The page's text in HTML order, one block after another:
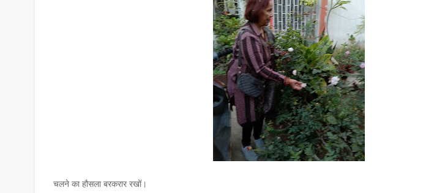
चलने का हौसला बरकरार रखों।